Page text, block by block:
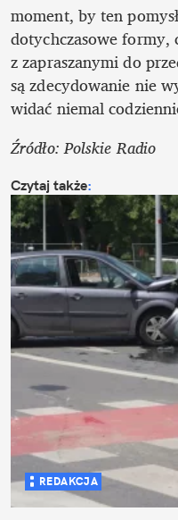
moment, by ten
dotychczasowe
z zapraszanymi do
są zdecydowanie nie
widać niemal
Źródło: Polskie Radio
Czytaj także:
REDAKCJA